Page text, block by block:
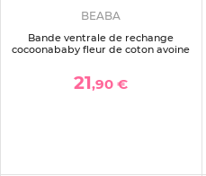
BEABA
Bande ventrale de rechange
cocoonababy fleur de coton avoine
21,90 €